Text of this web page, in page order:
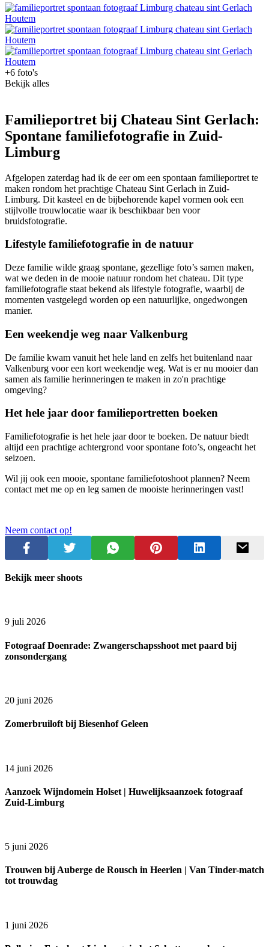
+6 foto's
Bekijk alles
Familieportret bij Chateau Sint Gerlach:
Spontane familiefotografie in Zuid-
Limburg
Afgelopen zaterdag had ik de eer om een spontaan familieportret te
maken rondom het prachtige Chateau Sint Gerlach in Zuid-
Limburg. Dit kasteel en de bijbehorende kapel vormen ook een
stijlvolle trouwlocatie waar ik beschikbaar ben voor
bruidsfotografie.
Lifestyle familiefotografie in de natuur
Deze familie wilde graag spontane, gezellige foto’s samen maken,
wat we deden in de mooie natuur rondom het chateau. Dit type
familiefotografie staat bekend als lifestyle fotografie, waarbij de
momenten vastgelegd worden op een natuurlijke, ongedwongen
manier.
Een weekendje weg naar Valkenburg
De familie kwam vanuit het hele land en zelfs het buitenland naar
Valkenburg voor een kort weekendje weg. Wat is er nu mooier dan
samen als familie herinneringen te maken in zo'n prachtige
omgeving?
Het hele jaar door familieportretten boeken
Familiefotografie is het hele jaar door te boeken. De natuur biedt
altijd een prachtige achtergrond voor spontane foto’s, ongeacht het
seizoen.
Wil jij ook een mooie, spontane familiefotoshoot plannen? Neem
contact met me op en leg samen de mooiste herinneringen vast!
Neem contact op!
Bekijk meer shoots
9 juli 2026
Fotograaf Doenrade: Zwangerschapsshoot met paard bij
zonsondergang
20 juni 2026
Zomerbruiloft bij Biesenhof Geleen
14 juni 2026
Aanzoek Wijndomein Holset | Huwelijksaanzoek fotograaf
Zuid-Limburg
5 juni 2026
Trouwen bij Auberge de Rousch in Heerlen | Van Tinder-match
tot trouwdag
1 juni 2026